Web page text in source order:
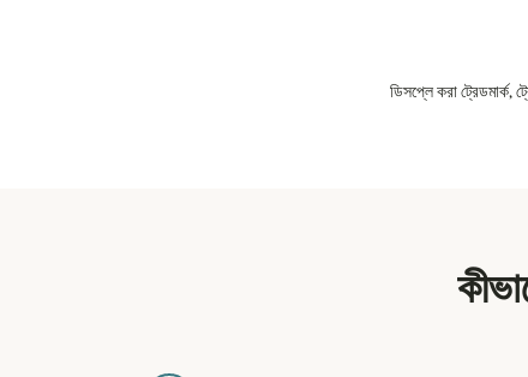
ডিসপ্লে করা ট্রেডমার্ক,